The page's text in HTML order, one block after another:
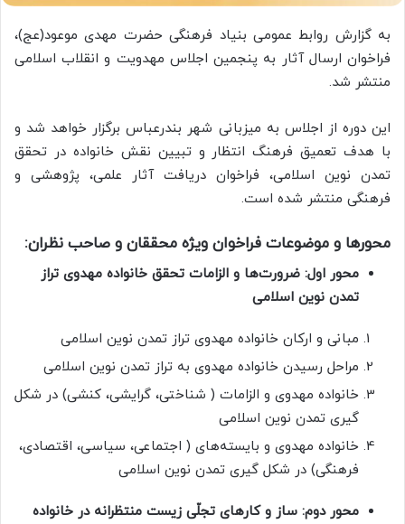
به گزارش روابط عمومی بنیاد فرهنگی حضرت مهدی موعود(عج)،
فراخوان ارسال آثار به پنجمین اجلاس مهدویت و انقلاب اسلامی
منتشر شد.
این دوره از اجلاس به میزبانی شهر بندرعباس برگزار خواهد شد و
با هدف تعمیق فرهنگ انتظار و تبیین نقش خانواده در تحقق
تمدن نوین اسلامی، فراخوان دریافت آثار علمی، پژوهشی و
فرهنگی منتشر شده است.
محورها و موضوعات فراخوان ویژه محققان و صاحب نظران:
محور اول: ضرورت‌ها و الزامات تحقق خانواده مهدوی تراز
تمدن نوین اسلامی
مبانی و ارکان خانواده مهدوی تراز تمدن نوین اسلامی
مراحل رسیدن خانواده مهدوی به تراز تمدن نوین اسلامی
خانواده مهدوی و الزامات ( شناختی، گرایشی، کنشی) در شکل
گیری تمدن نوین اسلامی
خانواده مهدوی و بایسته‌های ( اجتماعی، سیاسی، اقتصادی،
فرهنگی) در شکل گیری تمدن نوین اسلامی
محور دوم: ساز و کارهای تجلّی زیست منتظرانه در خانواده